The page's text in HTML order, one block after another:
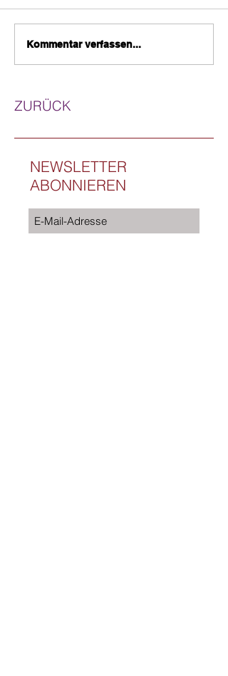
Kommentar verfassen...
ZURÜCK
NEWSLETTER
ABONNIEREN